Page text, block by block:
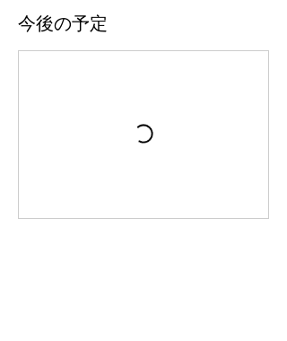
今後の予定